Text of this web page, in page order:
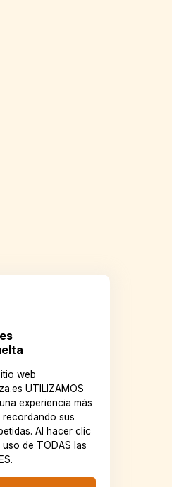
web
UTILIZAMOS
experiencia más
sus
Al hacer clic
uso de TODAS las